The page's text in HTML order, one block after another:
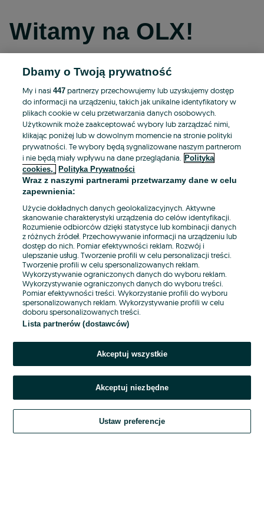
Witamy na OLX!
Kontynuuj przez Facebooka
Kontynuuj przez konto Apple
Kontynuuj przez konto Google
LUB
E-mail
Hasło
Nie pamiętasz hasła?
Zaloguj się
Kontynuując za pośrednictwem jednego z dostawców wskazanych powyżej,
Regulamin serwisu OLX.pl w jego aktualnym brzmieniu.
Dbamy o Twoją prywatność
My i nasi447 partnerzy przechowujemy lub uzyskujemy dostęp
do informacji na urządzeniu, takich jak unikalne identyfikatory w
plikach cookie w celu przetwarzania danych osobowych.
Użytkownik może zaakceptować wybory lub zarządzać nimi,
klikając poniżej lub w dowolnym momencie na stronie polityki
prywatności. Te wybory będą sygnalizowane naszym partnerom
i nie będą miały wpływu na dane przeglądania.
Polityka
cookies,
Polityka Prywatności
Wraz z naszymi partnerami przetwarzamy dane w celu
zapewnienia:
Użycie dokładnych danych geolokalizacyjnych. Aktywne
skanowanie charakterystyki urządzenia do celów identyfikacji.
Rozumienie odbiorców dzięki statystyce lub kombinacji danych
z różnych źródeł. Przechowywanie informacji na urządzeniu lub
dostęp do nich. Pomiar efektywności reklam. Rozwój i
ulepszanie usług. Tworzenie profili w celu personalizacji treści.
Tworzenie profili w celu spersonalizowanych reklam.
Wykorzystywanie ograniczonych danych do wyboru reklam.
Wykorzystywanie ograniczonych danych do wyboru treści.
Pomiar efektywności treści. Wykorzystanie profili do wyboru
spersonalizowanych reklam. Wykorzystywanie profili w celu
doboru spersonalizowanych treści.
Lista partnerów (dostawców)
Akceptuj wszystkie
Akceptuj niezbędne
Ustaw preferencje